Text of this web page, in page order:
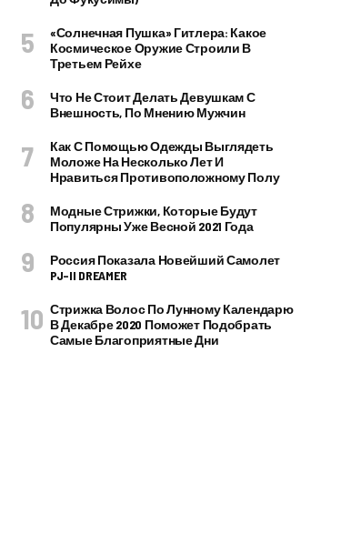
«Солнечная Пушка» Гитлера: Какое
Космическое Оружие Строили В
Третьем Рейхе
Что Не Стоит Делать Девушкам С
Внешность, По Мнению Мужчин
Как С Помощью Одежды Выглядеть
Моложе На Несколько Лет И
Нравиться Противоположному Полу
Модные Стрижки, Которые Будут
Популярны Уже Весной 2021 Года
Россия Показала Новейший Самолет
PJ–II DREAMER
Стрижка Волос По Лунному Календарю
В Декабре 2020 Поможет Подобрать
Самые Благоприятные Дни